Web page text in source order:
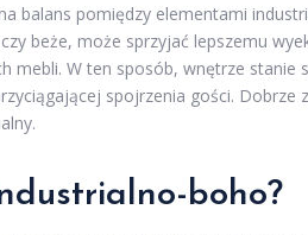
balans pomiędzy elementami
beże, może sprzyjać lepszemu
mebli. W ten sposób, wnętrze stanie
spojrzenia gości. Dobrze
boho?